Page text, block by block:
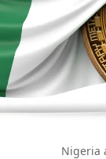
Nigeria